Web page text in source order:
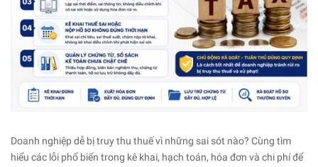
Doanh nghiệp dễ bị truy thu thuế vì những sai sót nào? Cùng tìm
hiểu các lỗi phổ biến trong kê khai, hạch toán, hóa đơn và chi phí để